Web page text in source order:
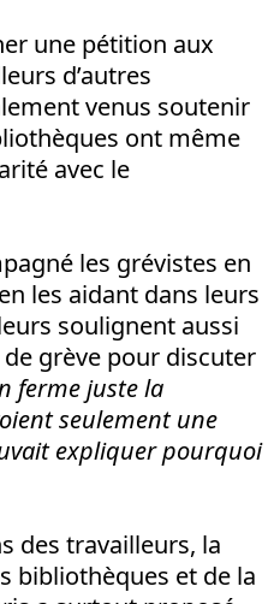
une pétition aux
d’autres
venus soutenir
ont même
avec le
les grévistes en
les aidant dans leurs
soulignent aussi
grève pour discuter
ferme juste la
seulement une
expliquer pourquoi
des travailleurs, la
bibliothèques et de la